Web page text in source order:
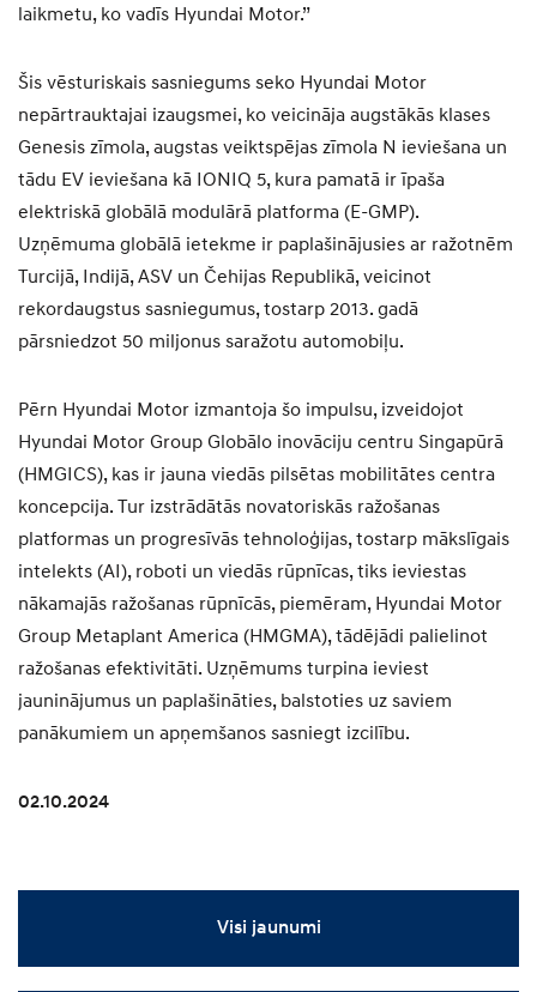
laikmetu, ko vadīs Hyundai Motor.”
Šis vēsturiskais sasniegums seko Hyundai Motor
nepārtrauktajai izaugsmei, ko veicināja augstākās klases
Genesis zīmola, augstas veiktspējas zīmola N ieviešana un
tādu EV ieviešana kā IONIQ 5, kura pamatā ir īpaša
elektriskā globālā modulārā platforma (E-GMP).
Uzņēmuma globālā ietekme ir paplašinājusies ar ražotnēm
Turcijā, Indijā, ASV un Čehijas Republikā, veicinot
rekordaugstus sasniegumus, tostarp 2013. gadā
pārsniedzot 50 miljonus saražotu automobiļu.
Pērn Hyundai Motor izmantoja šo impulsu, izveidojot
Hyundai Motor Group Globālo inovāciju centru Singapūrā
(HMGICS), kas ir jauna viedās pilsētas mobilitātes centra
koncepcija. Tur izstrādātās novatoriskās ražošanas
platformas un progresīvās tehnoloģijas, tostarp mākslīgais
intelekts (AI), roboti un viedās rūpnīcas, tiks ieviestas
nākamajās ražošanas rūpnīcās, piemēram, Hyundai Motor
Group Metaplant America (HMGMA), tādējādi palielinot
ražošanas efektivitāti. Uzņēmums turpina ieviest
jauninājumus un paplašināties, balstoties uz saviem
panākumiem un apņemšanos sasniegt izcilību.
02.10.2024
Visi jaunumi